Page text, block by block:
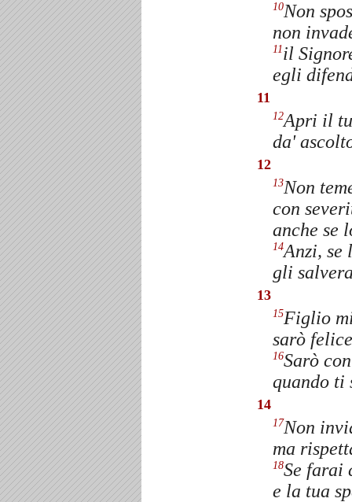
10Non
non
11il
egli
11
12Apri il
da'
12
13Non
con
anche se
14Anzi, se
gli
13
15Figlio
sarò
16Sarò
quando ti
14
17Non
ma
18Se farai
e la tua